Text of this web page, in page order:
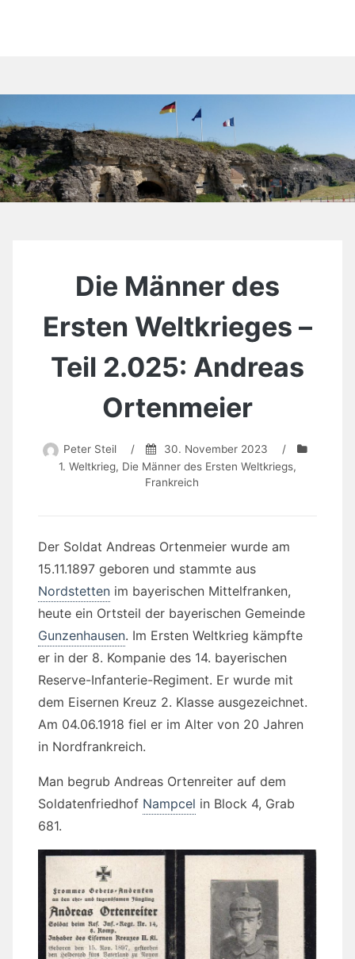
Die Männer des
Ersten Weltkrieges –
Teil 2.025: Andreas
Ortenmeier
Peter Steil / 30. November 2023
/
1. Weltkrieg, Die Männer des Ersten Weltkriegs,
Frankreich
Der Soldat Andreas Ortenmeier wurde am
15.11.1897 geboren und stammte aus
Nordstetten im bayerischen Mittelfranken,
heute ein Ortsteil der bayerischen Gemeinde
Gunzenhausen. Im Ersten Weltkrieg kämpfte
er in der 8. Kompanie des 14. bayerischen
Reserve-Infanterie-Regiment. Er wurde mit
dem Eisernen Kreuz 2. Klasse ausgezeichnet.
Am 04.06.1918 fiel er im Alter von 20 Jahren
in Nordfrankreich.
Man begrub Andreas Ortenreiter auf dem
Soldatenfriedhof Nampcel in Block 4, Grab
681.